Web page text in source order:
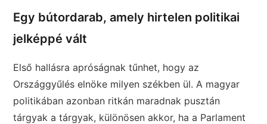
Egy bútordarab, amely hirtelen politikai
jelképpé vált
Első hallásra apróságnak tűnhet, hogy az
Országgyűlés elnöke milyen székben ül. A magyar
politikában azonban ritkán maradnak pusztán
tárgyak a tárgyak, különösen akkor, ha a Parlament